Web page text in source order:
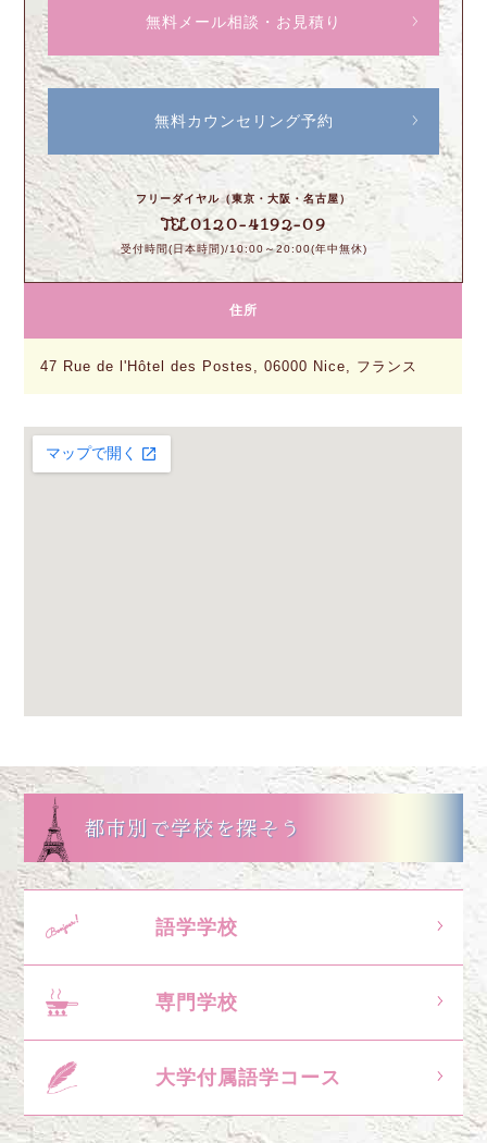
無料メール相談・お見積り
無料カウンセリング予約
フリーダイヤル（東京・大阪・名古屋）
TEL0120-4192-09
受付時間(日本時間)/10:00～20:00(年中無休)
住所
47 Rue de l'Hôtel des Postes, 06000 Nice, フランス
都市別で学校を探そう
語学学校
専門学校
大学付属語学コース